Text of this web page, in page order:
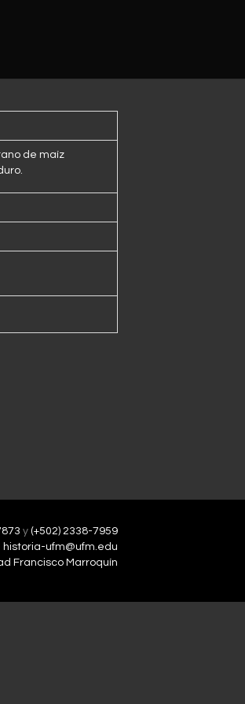
de maíz
y (+502) 2338-7959
historia-ufm@ufm.edu
Francisco Marroquín